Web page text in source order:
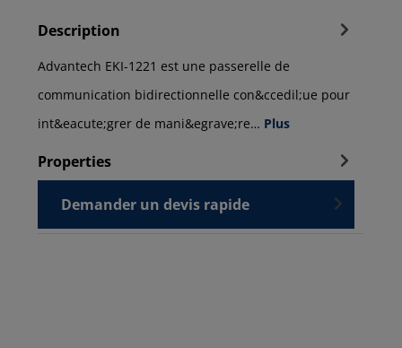
Description
Advantech EKI-1221 est une passerelle de
communication bidirectionnelle con&ccedil;ue pour
int&eacute;grer de mani&egrave;re… Plus
Properties
Demander un devis rapide